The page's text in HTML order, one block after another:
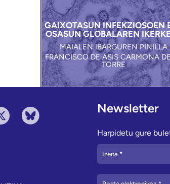
GAIXOTASUN INFEKZIOSOEN
OSASUN GLOBALAREN
MAIALEN IBARGUREN PINILLA
FRANCISCO DE ASIS CARMONA
TORRE
Newsletter
Harpidetu gure